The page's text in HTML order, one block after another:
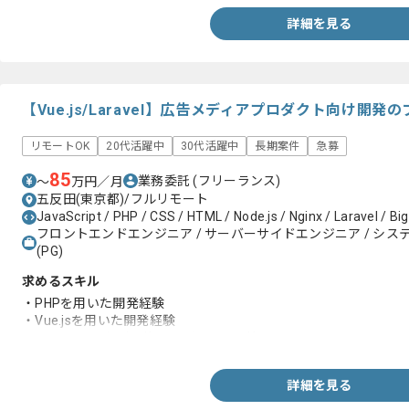
詳細を見る
【Vue.js/Laravel】広告メディアプロダクト向け開発の
リモートOK 20代活躍中 30代活躍中 長期案件 急募
〜85万円／月 業務委託(フリーランス)
五反田(東京都)/フルリモート
JavaScript / PHP / CSS / HTML / Node.js / Nginx / Laravel /
フロントエンドエンジニア / サーバーサイドエンジニア / シス
(PG)
求めるスキル
・PHPを用いた開発経験
・Vue.jsを用いた開発経験
詳細を見る